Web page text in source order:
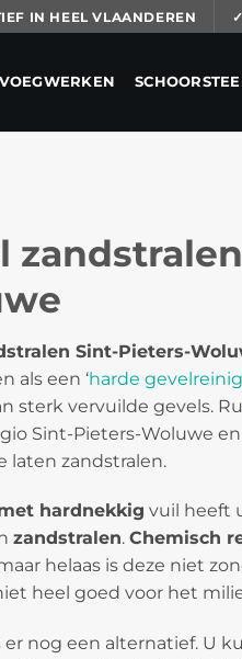
IN HEEL VLAANDEREN
VOEGWERKEN
Sint-Pieters-
als een ‘harde
sterk vervuilde gevels.
Sint-Pieters-Woluwe
laten zandstralen.
hardnekkig vuil heeft
zandstralen. Chemisch
helaas is deze niet
heel goed voor het
er nog een alternatief. U